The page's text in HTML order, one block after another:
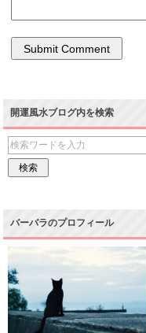
開運風水ブログ内を検索
バーバラのプロフィール